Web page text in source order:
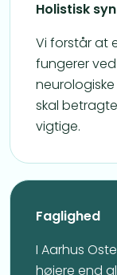
Holistisk
Vi forstår at
fungerer
skal
vigtige.
Faglighed
I Aarhus
højere end